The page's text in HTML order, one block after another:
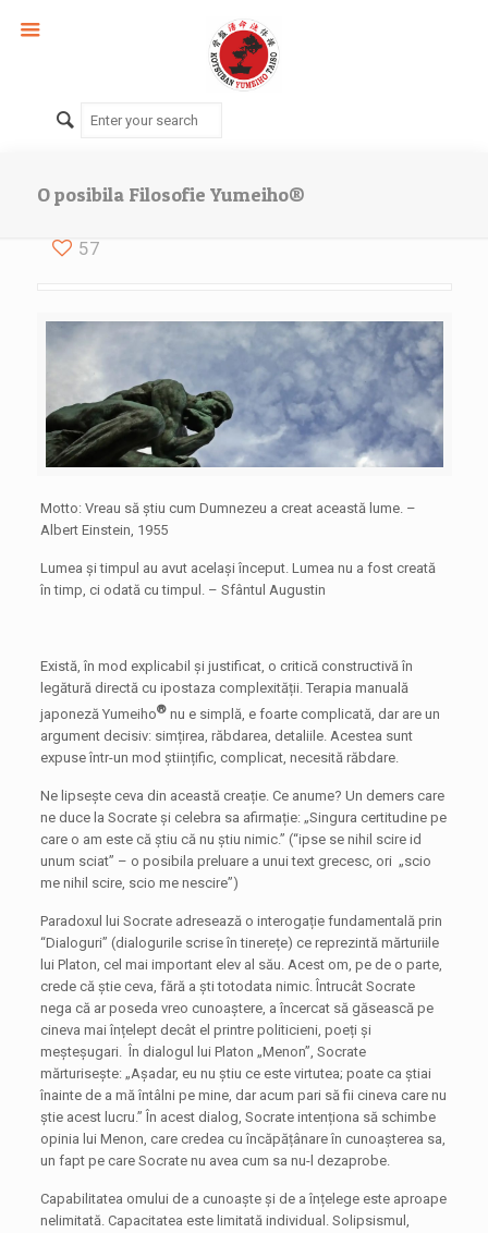
O posibila Filosofie Yumeiho®
57
Motto: Vreau să știu cum Dumnezeu a creat această lume. –
Albert Einstein, 1955
Lumea și timpul au avut același început. Lumea nu a fost creată
în timp, ci odată cu timpul. – Sfântul Augustin
Există, în mod explicabil și justificat, o critică constructivă în
legătură directă cu ipostaza complexității. Terapia manuală
japoneză Yumeiho® nu e simplă, e foarte complicată, dar are un
argument decisiv: simțirea, răbdarea, detaliile. Acestea sunt
expuse într-un mod științific, complicat, necesită răbdare.
Ne lipsește ceva din această creație. Ce anume? Un demers care
ne duce la Socrate și celebra sa afirmație: „Singura certitudine pe
care o am este că știu că nu știu nimic.” (“ipse se nihil scire id
unum sciat” – o posibila preluare a unui text grecesc, ori „scio
me nihil scire, scio me nescire”)
Paradoxul lui Socrate adresează o interogație fundamentală prin
“Dialoguri” (dialogurile scrise în tinerețe) ce reprezintă mărturiile
lui Platon, cel mai important elev al său. Acest om, pe de o parte,
crede că știe ceva, fără a ști totodata nimic. Întrucât Socrate
nega că ar poseda vreo cunoaștere, a încercat să găsească pe
cineva mai înțelept decât el printre politicieni, poeți și
meșteșugari. În dialogul lui Platon „Menon”, Socrate
mărturisește: „Așadar, eu nu știu ce este virtutea; poate ca știai
înainte de a mă întâlni pe mine, dar acum pari să fii cineva care nu
știe acest lucru.” În acest dialog, Socrate intenționa să schimbe
opinia lui Menon, care credea cu încăpățânare în cunoașterea sa,
un fapt pe care Socrate nu avea cum sa nu-l dezaprobe.
Capabilitatea omului de a cunoaște și de a înțelege este aproape
nelimitată. Capacitatea este limitată individual. Solipsismul,